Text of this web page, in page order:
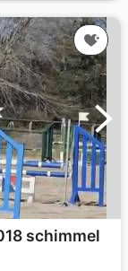
schimmel